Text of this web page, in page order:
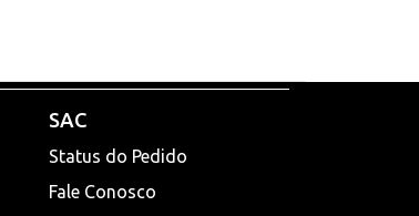
SAC
Status do Pedido
Fale Conosco